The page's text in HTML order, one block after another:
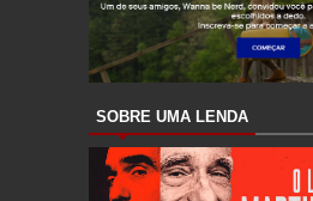
SOBRE UMA LENDA